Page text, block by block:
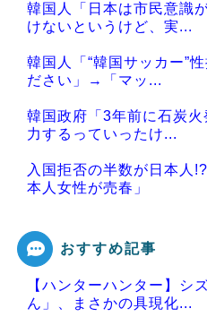
韓国人「日本は市民意識
けないというけど、実...
韓国人「“韓国サッカー”
ださい」→「マッ...
韓国政府「3年前に石炭
力するっていったけ...
入国拒否の半数が日本人
本人女性が売春」
Powered by livedoor 相互
おすすめ記事
【ハンターハンター】シ
ん」、まさかの具現化...